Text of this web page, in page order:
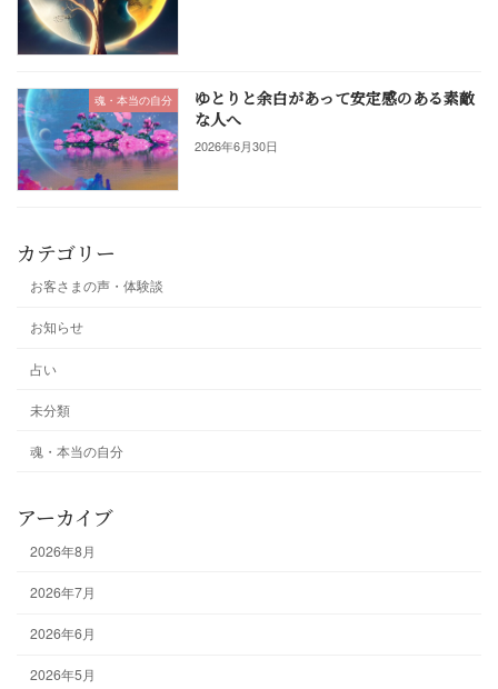
魂・本当の自分
ゆとりと余白があって安定感のある素敵
な人へ
2026年6月30日
カテゴリー
お客さまの声・体験談
お知らせ
占い
未分類
魂・本当の自分
アーカイブ
2026年8月
2026年7月
2026年6月
2026年5月